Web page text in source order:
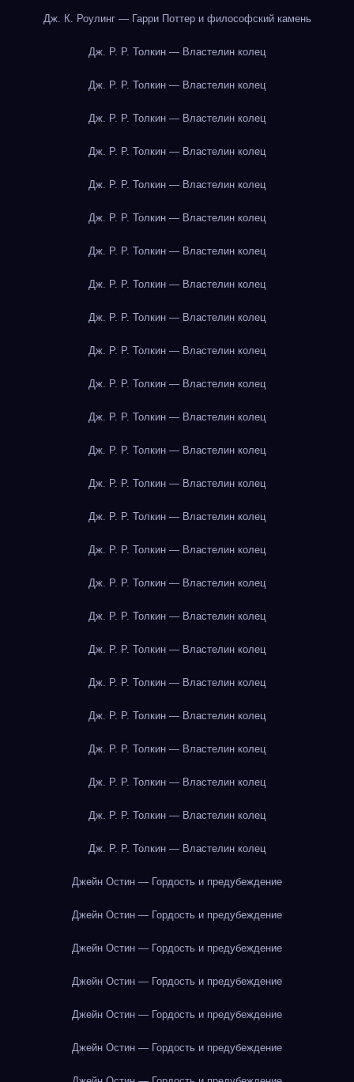
Дж. К. Роулинг — Гарри Поттер и философский камень
Дж. Р. Р. Толкин — Властелин колец
Дж. Р. Р. Толкин — Властелин колец
Дж. Р. Р. Толкин — Властелин колец
Дж. Р. Р. Толкин — Властелин колец
Дж. Р. Р. Толкин — Властелин колец
Дж. Р. Р. Толкин — Властелин колец
Дж. Р. Р. Толкин — Властелин колец
Дж. Р. Р. Толкин — Властелин колец
Дж. Р. Р. Толкин — Властелин колец
Дж. Р. Р. Толкин — Властелин колец
Дж. Р. Р. Толкин — Властелин колец
Дж. Р. Р. Толкин — Властелин колец
Дж. Р. Р. Толкин — Властелин колец
Дж. Р. Р. Толкин — Властелин колец
Дж. Р. Р. Толкин — Властелин колец
Дж. Р. Р. Толкин — Властелин колец
Дж. Р. Р. Толкин — Властелин колец
Дж. Р. Р. Толкин — Властелин колец
Дж. Р. Р. Толкин — Властелин колец
Дж. Р. Р. Толкин — Властелин колец
Дж. Р. Р. Толкин — Властелин колец
Дж. Р. Р. Толкин — Властелин колец
Дж. Р. Р. Толкин — Властелин колец
Дж. Р. Р. Толкин — Властелин колец
Дж. Р. Р. Толкин — Властелин колец
Джейн Остин — Гордость и предубеждение
Джейн Остин — Гордость и предубеждение
Джейн Остин — Гордость и предубеждение
Джейн Остин — Гордость и предубеждение
Джейн Остин — Гордость и предубеждение
Джейн Остин — Гордость и предубеждение